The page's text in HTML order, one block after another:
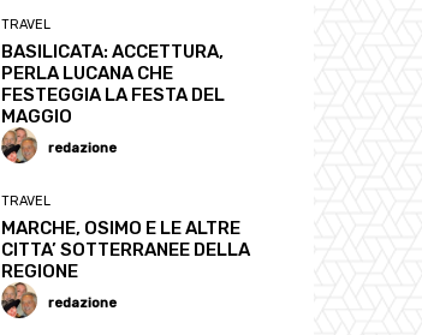
TRAVEL
BASILICATA: ACCETTURA,
PERLA LUCANA CHE
FESTEGGIA LA FESTA DEL
MAGGIO
redazione
TRAVEL
MARCHE, OSIMO E LE ALTRE
CITTA’ SOTTERRANEE DELLA
REGIONE
redazione